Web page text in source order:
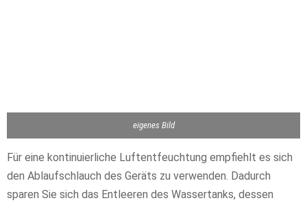
eigenes Bild
Für eine kontinuierliche Luftentfeuchtung empfiehlt es sich
den Ablaufschlauch des Geräts zu verwenden. Dadurch
sparen Sie sich das Entleeren des Wassertanks, dessen